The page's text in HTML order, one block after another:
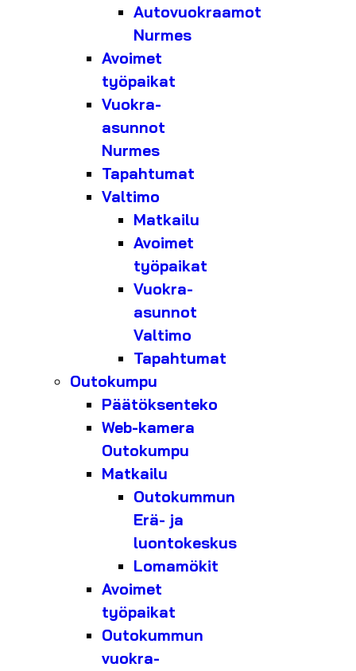
Autovuokraamot
Nurmes
Avoimet
työpaikat
Vuokra-
asunnot
Nurmes
Tapahtumat
Valtimo
Matkailu
Avoimet
työpaikat
Vuokra-
asunnot
Valtimo
Tapahtumat
Outokumpu
Päätöksenteko
Web-kamera
Outokumpu
Matkailu
Outokummun
Erä- ja
luontokeskus
Lomamökit
Avoimet
työpaikat
Outokummun
vuokra-